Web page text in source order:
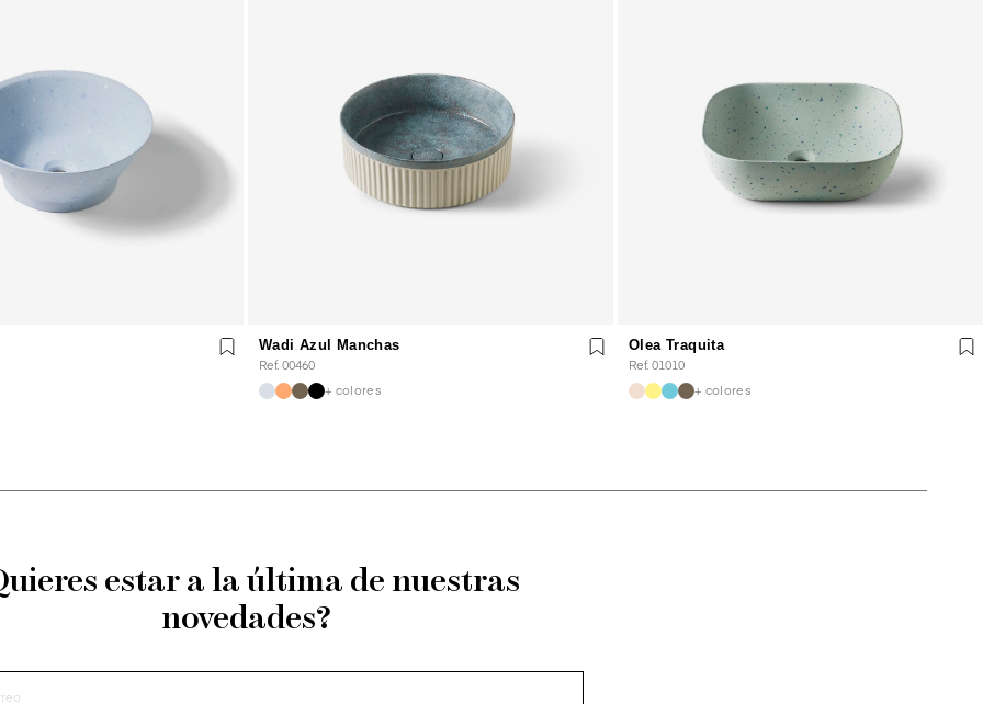
Wadi Azul Manchas
Ref. 00460
+ colores
Olea Traquita
Ref. 01010
+ colores
estar a la última de nuestras
novedades?